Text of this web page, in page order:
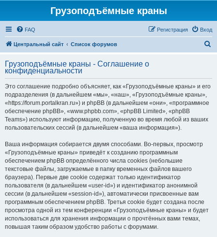
Грузоподъёмные краны
FAQ Вход
Регистрация
Центральный сайт Список форумов
с
Грузоподъёмные краны - Соглашение о
конфиденциальности
Это соглашение подробно объясняет, как «Грузоподъёмные краны» и его
подразделения (в дальнейшем «мы», «наш», «Грузоподъёмные краны»,
«https://forum.portalkran.ru») и phpBB (в дальнейшем «они», «программное
обеспечение phpBB», «www.phpbb.com», «phpBB Limited», «phpBB
Teams») используют информацию, полученную во время любой из ваших
пользовательских сессий (в дальнейшем «ваша информация»).
Ваша информация собирается двумя способами. Во-первых, просмотр
«Грузоподъёмные краны» приведёт к созданию программным
обеспечением phpBB определённого числа cookies (небольшие
текстовые файлы, загружаемые в папку временных файлов вашего
браузера). Первые две cookie содержат только идентификатор
пользователя (в дальнейшем «user-id») и идентификатор анонимной
сессии (в дальнейшем «session-id»), автоматически присвоенные вам
программным обеспечением phpBB. Третья cookie будет создана после
просмотра одной из тем конференции «Грузоподъёмные краны» и будет
использоваться для хранения информации о прочтённых вами темах,
повышая таким образом удобство работы с форумами.